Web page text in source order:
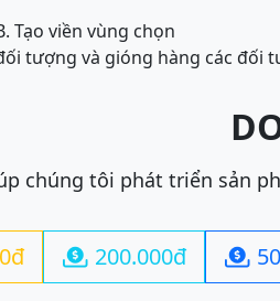
Tạo viền vùng chọn
tượng và gióng hàng các đối
chúng tôi phát triển sản
 200.000đ 